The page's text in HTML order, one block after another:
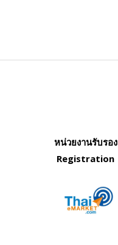
หน่วยงานรับรอง
Registration